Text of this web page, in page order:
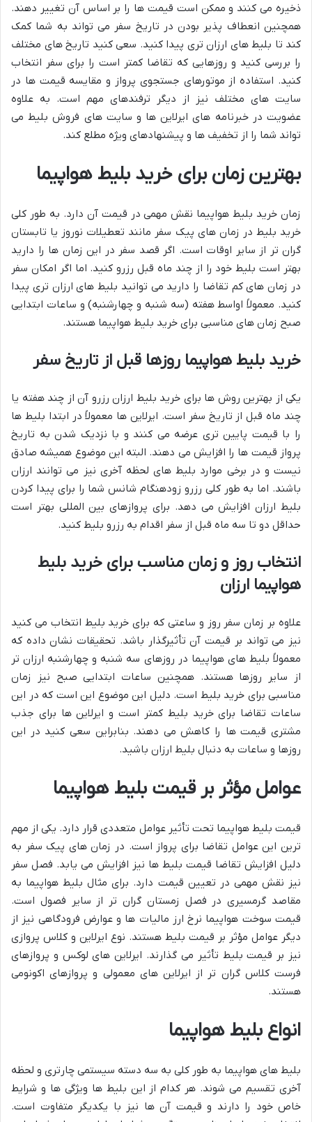
ذخیره می کنند و ممکن است قیمت ها را بر اساس آن تغییر دهند.
همچنین انعطاف پذیر بودن در تاریخ سفر می تواند به شما کمک
کند تا بلیط های ارزان تری پیدا کنید. سعی کنید تاریخ های مختلف
را بررسی کنید و روزهایی که تقاضا کمتر است را برای سفر انتخاب
کنید. استفاده از موتورهای جستجوی پرواز و مقایسه قیمت ها در
سایت های مختلف نیز از دیگر ترفندهای مهم است. به علاوه
عضویت در خبرنامه های ایرلاین ها و سایت های فروش بلیط می
تواند شما را از تخفیف ها و پیشنهادهای ویژه مطلع کند.
بهترین زمان برای خرید بلیط هواپیما
زمان خرید بلیط هواپیما نقش مهمی در قیمت آن دارد. به طور کلی
خرید بلیط در زمان های پیک سفر مانند تعطیلات نوروز یا تابستان
گران تر از سایر اوقات است. اگر قصد سفر در این زمان ها را دارید
بهتر است بلیط خود را از چند ماه قبل رزرو کنید. اما اگر امکان سفر
در زمان های کم تقاضا را دارید می توانید بلیط های ارزان تری پیدا
کنید. معمولاً اواسط هفته (سه شنبه و چهارشنبه) و ساعات ابتدایی
صبح زمان های مناسبی برای خرید بلیط هواپیما هستند.
خرید بلیط هواپیما روزها قبل از تاریخ سفر
یکی از بهترین روش ها برای خرید بلیط ارزان رزرو آن از چند هفته یا
چند ماه قبل از تاریخ سفر است. ایرلاین ها معمولاً در ابتدا بلیط ها
را با قیمت پایین تری عرضه می کنند و با نزدیک شدن به تاریخ
پرواز قیمت ها را افزایش می دهند. البته این موضوع همیشه صادق
نیست و در برخی موارد بلیط های لحظه آخری نیز می توانند ارزان
باشند. اما به طور کلی رزرو زودهنگام شانس شما را برای پیدا کردن
بلیط ارزان افزایش می دهد. برای پروازهای بین المللی بهتر است
حداقل دو تا سه ماه قبل از سفر اقدام به رزرو بلیط کنید.
انتخاب روز و زمان مناسب برای خرید بلیط
هواپیما ارزان
علاوه بر زمان سفر روز و ساعتی که برای خرید بلیط انتخاب می کنید
نیز می تواند بر قیمت آن تأثیرگذار باشد. تحقیقات نشان داده که
معمولاً بلیط های هواپیما در روزهای سه شنبه و چهارشنبه ارزان تر
از سایر روزها هستند. همچنین ساعات ابتدایی صبح نیز زمان
مناسبی برای خرید بلیط است. دلیل این موضوع این است که در این
ساعات تقاضا برای خرید بلیط کمتر است و ایرلاین ها برای جذب
مشتری قیمت ها را کاهش می دهند. بنابراین سعی کنید در این
روزها و ساعات به دنبال بلیط ارزان باشید.
عوامل مؤثر بر قیمت بلیط هواپیما
قیمت بلیط هواپیما تحت تأثیر عوامل متعددی قرار دارد. یکی از مهم
ترین این عوامل تقاضا برای پرواز است. در زمان های پیک سفر به
دلیل افزایش تقاضا قیمت بلیط ها نیز افزایش می یابد. فصل سفر
نیز نقش مهمی در تعیین قیمت دارد. برای مثال بلیط هواپیما به
مقاصد گرمسیری در فصل زمستان گران تر از سایر فصول است.
قیمت سوخت هواپیما نرخ ارز مالیات ها و عوارض فرودگاهی نیز از
دیگر عوامل مؤثر بر قیمت بلیط هستند. نوع ایرلاین و کلاس پروازی
نیز بر قیمت بلیط تأثیر می گذارند. ایرلاین های لوکس و پروازهای
فرست کلاس گران تر از ایرلاین های معمولی و پروازهای اکونومی
هستند.
انواع بلیط هواپیما
بلیط های هواپیما به طور کلی به سه دسته سیستمی چارتری و لحظه
آخری تقسیم می شوند. هر کدام از این بلیط ها ویژگی ها و شرایط
خاص خود را دارند و قیمت آن ها نیز با یکدیگر متفاوت است.